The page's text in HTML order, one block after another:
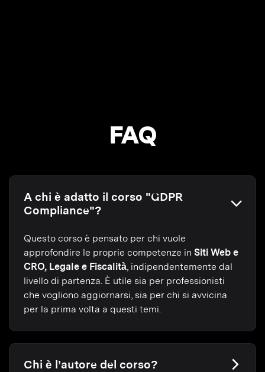
FAQ
A chi è adatto il corso "GDPR
Compliance"?
Questo corso è pensato per chi vuole
approfondire le proprie competenze in Siti Web e
CRO, Legale e Fiscalità , indipendentemente dal
livello di partenza. È utile sia per professionisti
che vogliono aggiornarsi, sia per chi si avvicina
per la prima volta a questi temi.
Chi è l’autore del corso?